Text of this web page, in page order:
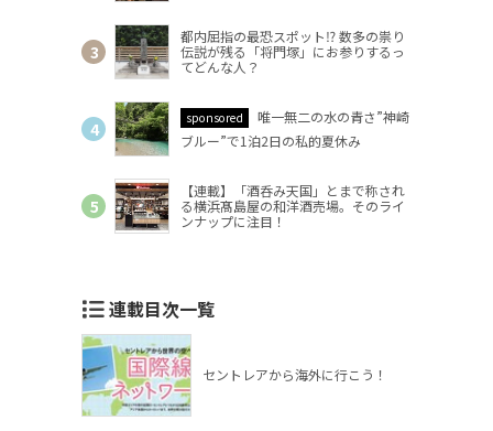
都内屈指の最恐スポット⁉ 数多の祟り
伝説が残る「将門塚」にお参りするっ
てどんな人？
sponsored
唯一無二の水の青さ”神崎
ブルー”で1泊2日の私的夏休み
【連載】「酒呑み天国」とまで称され
る横浜髙島屋の和洋酒売場。そのライ
ンナップに注目！
連載目次一覧
セントレアから海外に行こう！